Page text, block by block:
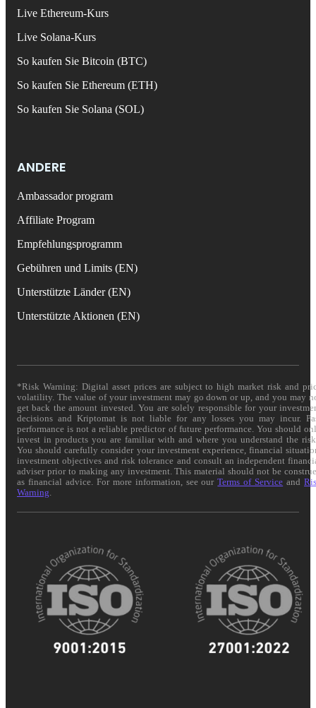
Live Ethereum-Kurs
Live Solana-Kurs
So kaufen Sie Bitcoin (BTC)
So kaufen Sie Ethereum (ETH)
So kaufen Sie Solana (SOL)
ANDERE
Ambassador program
Affiliate Program
Empfehlungsprogramm
Gebühren und Limits (EN)
Unterstützte Länder (EN)
Unterstützte Aktionen (EN)
*Risk Warning: Digital asset prices are subject to high market risk and
volatility. The value of your investment may go down or up, and you may
get back the amount invested. You are solely responsible for your
decisions and Kriptomat is not liable for any losses you may incur.
performance is not a reliable predictor of future performance. You should
invest in products you are familiar with and where you understand the
You should carefully consider your investment experience, financial
investment objectives and risk tolerance and consult an independent
adviser prior to making any investment. This material should not be
as financial advice. For more information, see ourTerms of Service and
Warning